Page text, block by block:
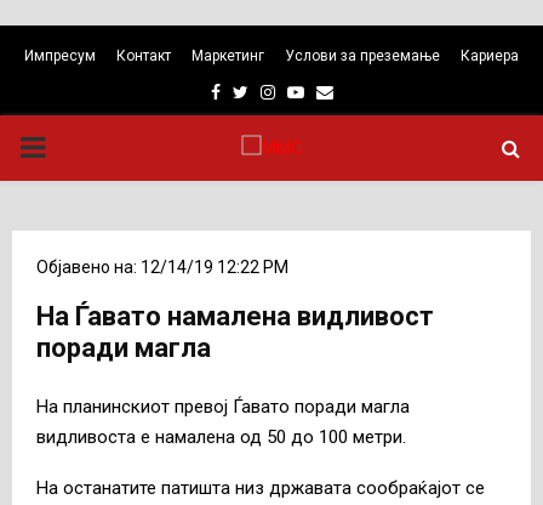
Импресум Контакт Маркетинг Услови за преземање Кариера
Facebook
TwitterInstagram
Youtube
Email
PRIMARY
Објавено на: 12/14/19 12:22 PM
На Ѓавато намалена видливост
поради магла
На планинскиот превој Ѓавато поради магла
видливоста е намалена од 50 до 100 метри.
На останатите патишта низ државата сообраќајот се